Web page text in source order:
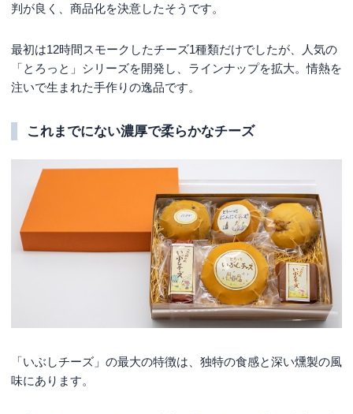
判が良く、商品化を決意したそうです。
最初は12時間スモークしたチーズ1種類だけでしたが、人気の
「とろっと」シリーズを開発し、ラインナップを拡大。情熱を
注いで生まれた手作りの逸品です。
これまでにない濃厚で柔らかなチーズ
「いぶしチーズ」の最大の特徴は、独特の食感と深い燻製の風
味にあります。